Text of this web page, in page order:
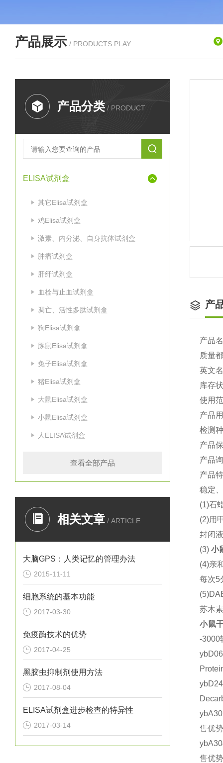
产品展示 / PRODUCTS PLAY
产品分类 / PRODUCT
ELISA试剂盒
其它Elisa试剂盒
鸡Elisa试剂盒
激素、内分泌、自身抗体试剂盒
肿瘤试剂盒
肝纤试剂盒
血栓与止血试剂盒
凋亡、活性多肽试剂盒
狗Elisa试剂盒
豚鼠Elisa试剂盒
兔子Elisa试剂盒
猪Elisa试剂盒
大鼠Elisa试剂盒
小鼠Elisa试剂盒
人ELISA试剂盒
查看全部产品
相关文章 / ARTICLE
大脑GPS：人类记忆的管理办法
2015-11-11
细胞系统的基本功能
2017-03-30
免疫酶技术的优势
2017-04-25
黑胶虫抑制剂使用方法
2017-08-04
ELISA试剂盒进步检查的特异性
2017-03-14
产
产品
质量
英文
库存
使用
产品
检测
产品
产品
产品
稳定
(1)石
(2)用
封闭
(3) 小
(4)亲
每次5
苏木
小鼠
-3000
售优
售优